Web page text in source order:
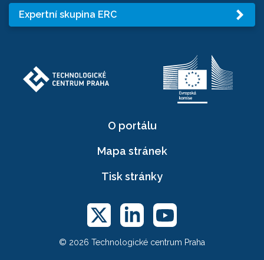
Expertní skupina ERC
O portálu
Mapa stránek
Tisk stránky
© 2026 Technologické centrum Praha